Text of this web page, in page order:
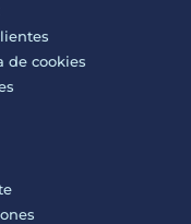
de cookies